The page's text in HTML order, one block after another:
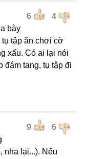
6 4
bày
tụ tập ăn chơi cờ
xấu. Có ai lại nói
đám tang, tụ tập đi
9 6
nha lại...). Nếu